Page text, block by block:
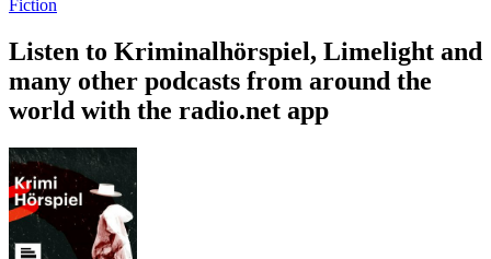
Fiction
Listen to Kriminalhörspiel, Limelight and
many other podcasts from around the
world with the radio.net app